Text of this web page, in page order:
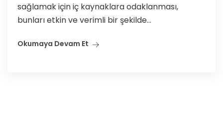
sağlamak için iç kaynaklara odaklanması,
bunları etkin ve verimli bir şekilde...
Okumaya Devam Et